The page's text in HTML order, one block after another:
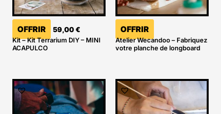
OFFRIR 59,00€
Kit – Kit Terrarium DIY – MINI
ACAPULCO
OFFRIR
Atelier Wecandoo – Fabriquez
votre planche de longboard